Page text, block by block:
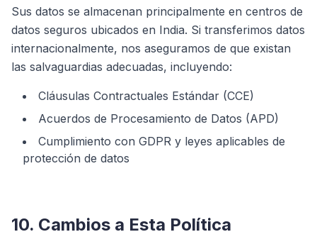
Sus datos se almacenan principalmente en centros de
datos seguros ubicados en India. Si transferimos datos
internacionalmente, nos aseguramos de que existan
las salvaguardias adecuadas, incluyendo:
Cláusulas Contractuales Estándar (CCE)
Acuerdos de Procesamiento de Datos (APD)
Cumplimiento con GDPR y leyes aplicables de
protección de datos
10. Cambios a Esta Política